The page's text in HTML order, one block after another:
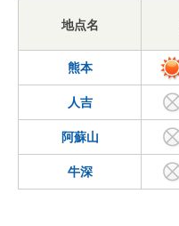
地点名
熊本
人吉
阿蘇山
牛深